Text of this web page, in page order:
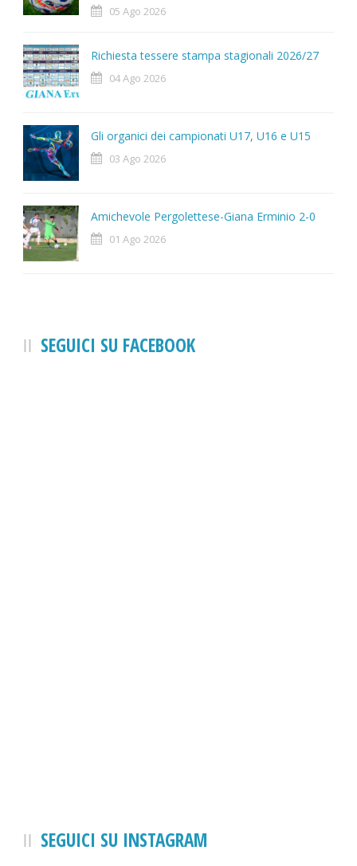
05 Ago 2026
Richiesta tessere stampa stagionali 2026/27
04 Ago 2026
Gli organici dei campionati U17, U16 e U15
03 Ago 2026
Amichevole Pergolettese-Giana Erminio 2-0
01 Ago 2026
SEGUICI SU FACEBOOK
SEGUICI SU INSTAGRAM